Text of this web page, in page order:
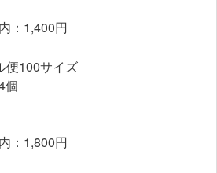
：1,400円
便100サイズ
個
：1,800円